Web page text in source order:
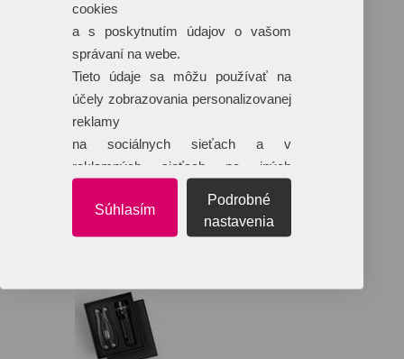
cookies
a s poskytnutím údajov o vašom
správaní na webe.
Tieto údaje sa môžu používať na
účely zobrazovania personalizovanej
reklamy
na sociálnych sieťach a v
reklamných sieťach na iných
Súhlasím
Podrobné
nastavenia